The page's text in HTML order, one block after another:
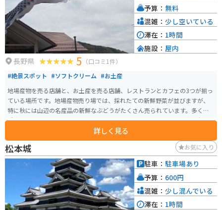
長野県 5 （口コミ1件）
#絶景スポット #ソフトクリーム #お土産
地場産物を売る店舗と、お土産を売る店舗、レストランとカフェの3つが揃っ
ている場所です。地場産物売り場では、採れたての新鮮野菜が並びますが、
特に秋には山辺の名産品の新鮮なぶどうがたくさん売られています。多くの
種類のぶどうが安く売られているので、毎年多くの方が購入したり宅配便で
送りに訪れます。お土産売り場では、種類豊富なワインが売られています。ま
たカフェでは、巨峰ソフトが売られていて、晴れている日はテラス席で景色
を楽しみながらソフトクリームが味わえます。
詳しく見る
予算： 無料
混雑： 少し空いている
滞在： 1時間
施設： 屋内
松本城 お気に入り
駐車： 駐車場あり
予算： 600円
混雑： 少し混んでいる
滞在： 1時間